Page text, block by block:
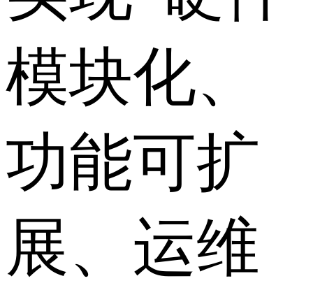
模块化、
功能可扩
展、运维